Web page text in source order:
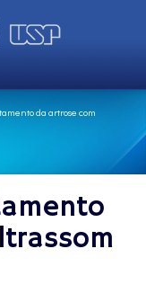
da artrose com